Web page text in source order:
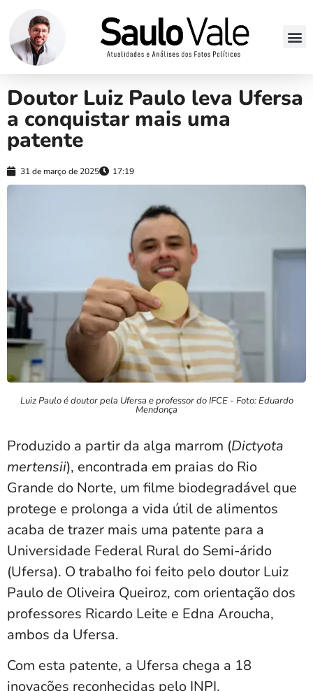
Doutor Luiz Paulo leva Ufersa
a conquistar mais uma
patente
31 de março de 2025 17:19
Luiz Paulo é doutor pela Ufersa e professor do IFCE - Foto: Eduardo
Mendonça
Produzido a partir da alga marrom (Dictyota
mertensii), encontrada em praias do Rio
Grande do Norte, um filme biodegradável que
protege e prolonga a vida útil de alimentos
acaba de trazer mais uma patente para a
Universidade Federal Rural do Semi-árido
(Ufersa). O trabalho foi feito pelo doutor Luiz
Paulo de Oliveira Queiroz, com orientação dos
professores Ricardo Leite e Edna Aroucha,
ambos da Ufersa.
Com esta patente, a Ufersa chega a 18
inovações reconhecidas pelo INPI.